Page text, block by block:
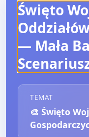
Święto
— Mała
TEMAT
🎨 Święto